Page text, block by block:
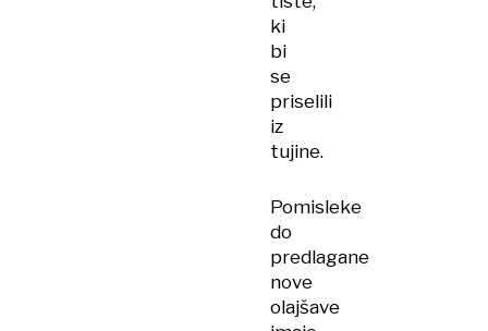
ki
bi
se
priselili
iz
tujine.
Pomisleke
do
predlagane
nove
olajšave